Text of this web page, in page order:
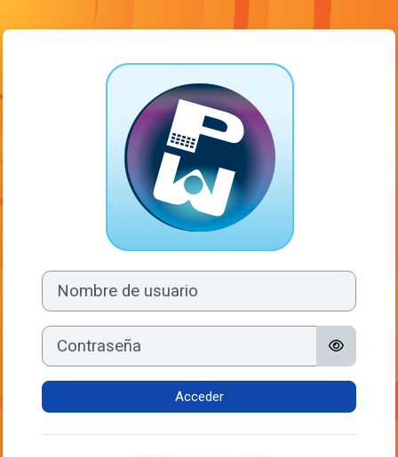
Salta al contenido principal
Entrar a Moodle
Nombre de usuario
Contraseña
Acceder